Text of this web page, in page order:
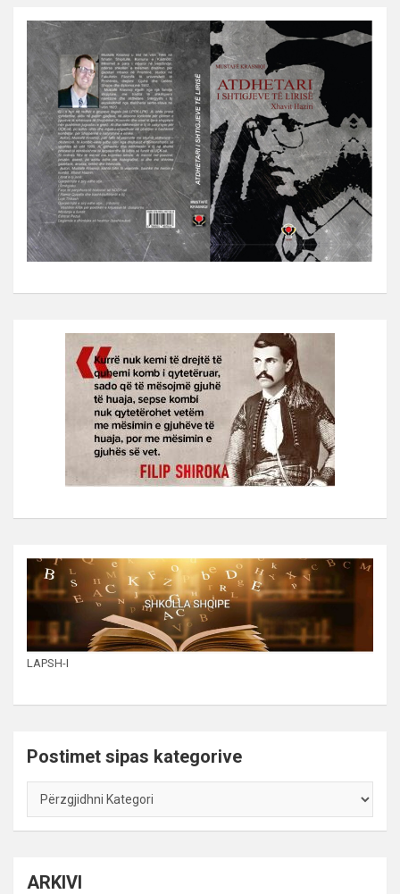
LAPSH-I
Postimet sipas kategorive
Postimet
kategorive
ARKIVI